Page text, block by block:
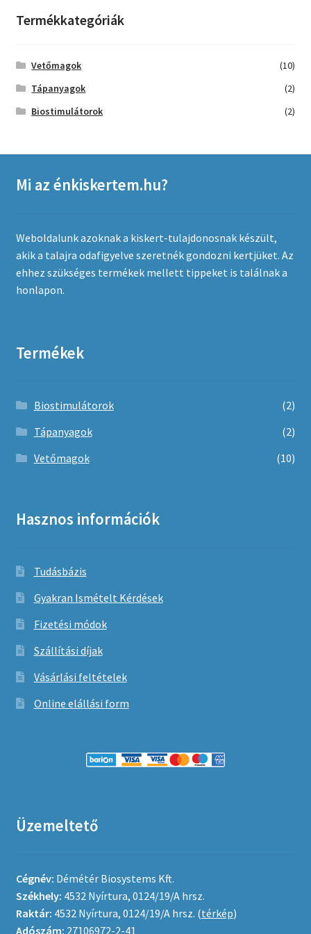
Termékkategóriák
Vetőmagok
(10)
Tápanyagok
(2)
Biostimulátorok
(2)
Mi az énkiskertem.hu?
Weboldalunk azoknak a kiskert-tulajdonosnak készült,
akik a talajra odafigyelve szeretnék gondozni kertjüket. Az
ehhez szükséges termékek mellett tippeket is találnak a
honlapon.
Termékek
Biostimulátorok
(2)
Tápanyagok
(2)
Vetőmagok
(10)
Hasznos információk
Tudásbázis
Gyakran Ismételt Kérdések
Fizetési módok
Szállítási díjak
Vásárlási feltételek
Online elállási form
Üzemeltető
Cégnév: Démétér Biosystems Kft.
Székhely: 4532 Nyírtura, 0124/19/A hrsz.
Raktár: 4532 Nyírtura, 0124/19/A hrsz. (térkép)
Adószám: 27106972-2-41